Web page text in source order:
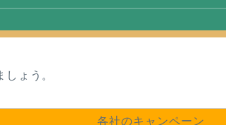
ょう。
各社のキャンペーン